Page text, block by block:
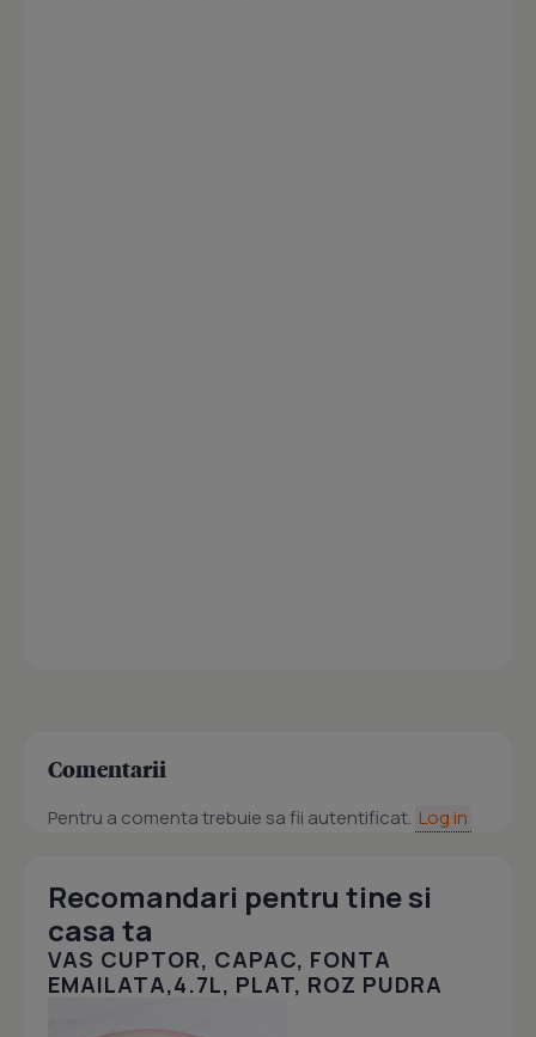
Comentarii
Pentru a comenta trebuie sa fii autentificat. Log in
Recomandari pentru tine si
casa ta
VAS CUPTOR, CAPAC, FONTA
EMAILATA,4.7L, PLAT, ROZ PUDRA